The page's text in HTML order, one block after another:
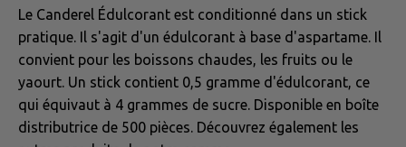
Le Canderel Édulcorant est conditionné dans un stick
pratique. Il s'agit d'un édulcorant à base d'aspartame. Il
convient pour les boissons chaudes, les fruits ou le
yaourt. Un stick contient 0,5 gramme d'édulcorant, ce
qui équivaut à 4 grammes de sucre. Disponible en boîte
distributrice de 500 pièces. Découvrez également les